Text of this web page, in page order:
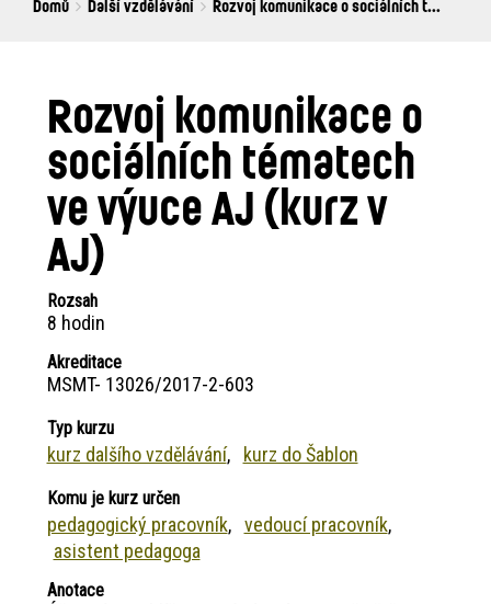
Breadcrumbs
You
Domů Další vzdělávání Rozvoj komunikace o sociálních t...
Rozvoj komunikace o
sociálních tématech
ve výuce AJ (kurz v
AJ)
Rozsah
8 hodin
Akreditace
MSMT- 13026/2017-2-603
Typ kurzu
kurz dalšího vzdělávání kurz do Šablon
Komu je kurz určen
pedagogický pracovník
vedoucí pracovník
asistent pedagoga
Anotace